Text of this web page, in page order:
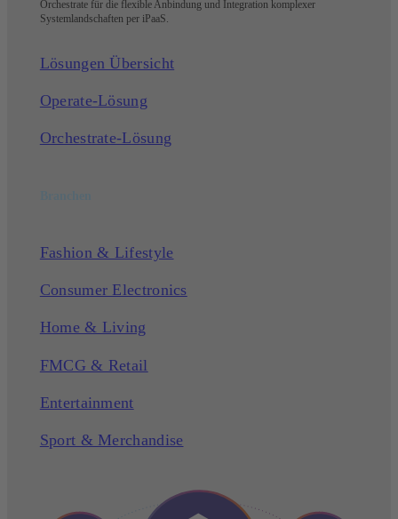
Orchestrate für die flexible Anbindung und Integration komplexer
Systemlandschaften per iPaaS.
Lösungen Übersicht
Operate-Lösung
Orchestrate-Lösung
Fashion & Lifestyle
Consumer Electronics
Home & Living
FMCG & Retail
Entertainment
Sport & Merchandise